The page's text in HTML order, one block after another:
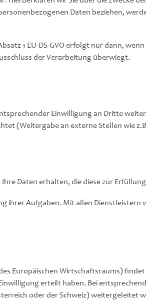
Daten beziehen,
1 EU-DS-GVO erfolgt nur dann,
der Verarbeitung überwiegt.
Einwilligung an Dritte
(Weitergabe an externe Stellen wie
Daten erhalten, die diese zur
ihrer Aufgaben. Mit allen
Europäischen Wirtschaftsraums)
erteilt haben. Bei
oder der Schweiz) weitergeleitet